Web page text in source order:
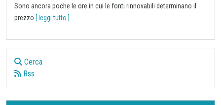
Sono ancora poche le ore in cui le fonti rinnovabili determinano il
prezzo [ leggi tutto ]
Cerca
Rss